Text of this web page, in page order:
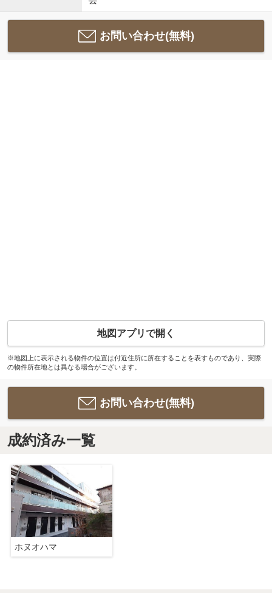
お問い合わせ(無料)
地図アプリで開く
※地図上に表示される物件の位置は付近住所に所在することを表すものであり、実際
の物件所在地とは異なる場合がございます。
お問い合わせ(無料)
成約済み一覧
ホヌオハマ